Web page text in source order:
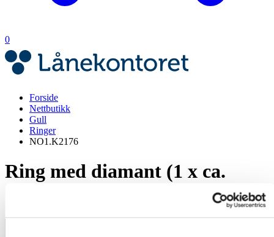
0
Forside
Nettbutikk
Gull
Ringer
NO1.K2176
Ring med diamant (1 x ca.